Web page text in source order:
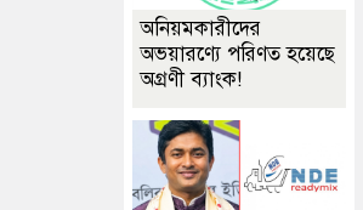
অনিয়মকারীদের
অভয়ারণ্যে পরিণত হয়েছে
অগ্রণী ব্যাংক!